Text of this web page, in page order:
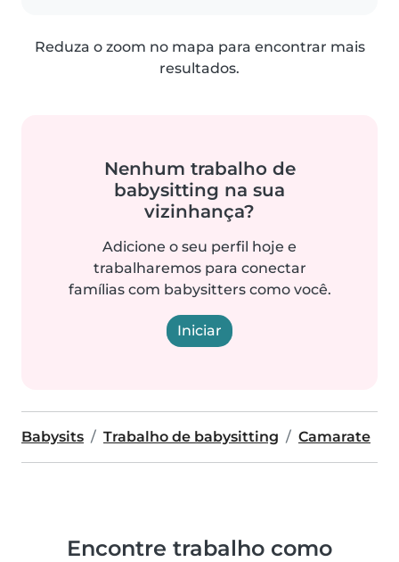
Reduza o zoom no mapa para encontrar mais
resultados.
Nenhum trabalho de
babysitting na sua
vizinhança?
Adicione o seu perfil hoje e
trabalharemos para conectar
famílias com babysitters como você.
Iniciar
Babysits Trabalho de babysitting Camarate
Encontre trabalho como